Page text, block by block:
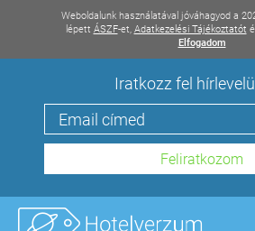
Weboldalunk használatával jóváhagyod a
lépett ÁSZF-et, Adatkezelési Tájékoztatót
Elfogadom
Iratkozz fel